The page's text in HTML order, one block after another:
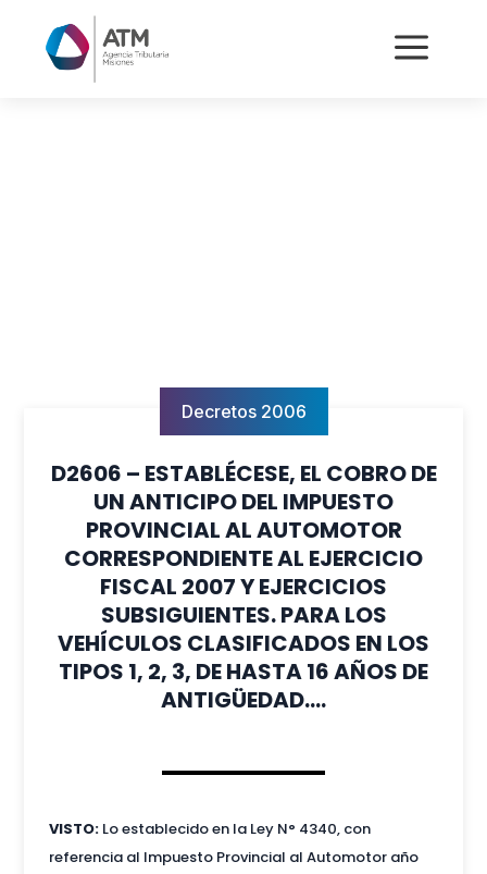
a
Decretos 2006
D2606 – ESTABLÉCESE, EL COBRO DE
UN ANTICIPO DEL IMPUESTO
PROVINCIAL AL AUTOMOTOR
CORRESPONDIENTE AL EJERCICIO
FISCAL 2007 Y EJERCICIOS
SUBSIGUIENTES. PARA LOS
VEHÍCULOS CLASIFICADOS EN LOS
TIPOS 1, 2, 3, DE HASTA 16 AÑOS DE
ANTIGÜEDAD….
VISTO:Lo establecido en la Ley N° 4340, con
referencia al Impuesto Provincial al Automotor año